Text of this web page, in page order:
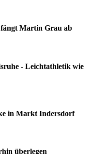
Martin Grau ab
- Leichtathletik wie
in Markt Indersdorf
überlegen